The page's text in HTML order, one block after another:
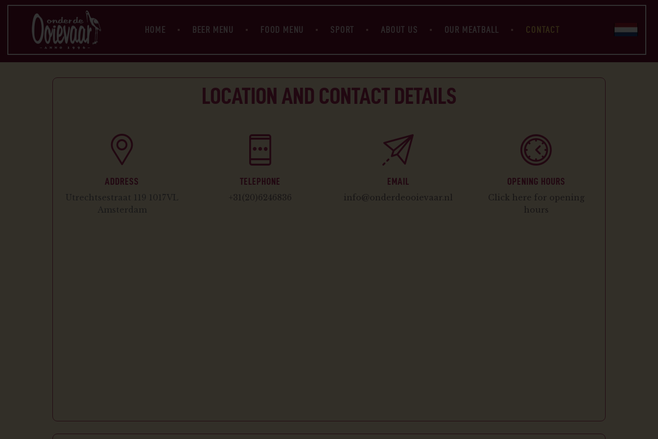
HOME BEER MENU FOOD MENU SPORT ABOUT US OUR MEATBALL CONTACT
HOME
OUR MEATBALL
CONTACT
LOCATION AND CONTACT DETAILS
ADDRESS
Utrechtsestraat 119 1017VL
Amsterdam
TELEPHONE
+31(20)6246836
EMAIL
info@onderdeooievaar.nl
OPENING HOURS
Click here for opening
hours